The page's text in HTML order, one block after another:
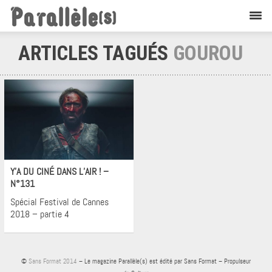
ARTICLES TAGUÉS GOUROU
Cinéma
Y’A DU CINÉ DANS L’AIR ! –
N°131
Spécial Festival de Cannes
2018 – partie 4
© Sans Format 2014 – Le magazine Parallèle(s) est édité par Sans Format – Propulseur